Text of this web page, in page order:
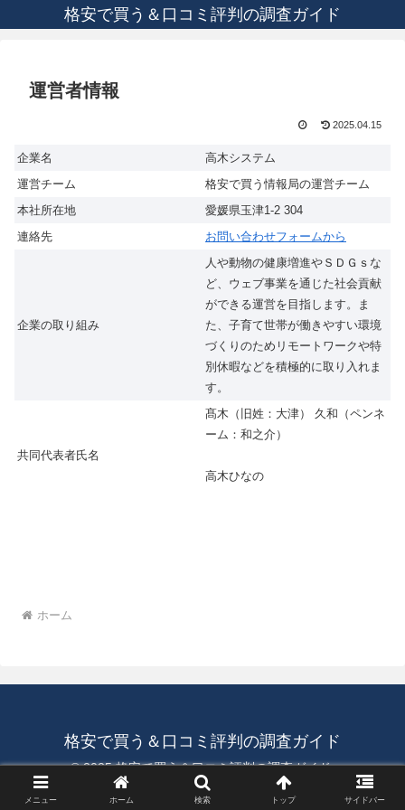
格安で買う＆口コミ評判の調査ガイド
運営者情報
2025.04.15
企業名
高木システム
運営チーム
格安で買う情報局の運営チーム
本社所在地
愛媛県玉津1-2 304
連絡先
お問い合わせフォームから
企業の取り組み
人や動物の健康増進やＳＤＧｓな
ど、ウェブ事業を通じた社会貢献
ができる運営を目指します。ま
た、子育て世帯が働きやすい環境
づくりのためリモートワークや特
別休暇などを積極的に取り入れま
す。
共同代表者氏名
髙木（旧姓：大津） 久和（ペンネ
ーム：和之介）
高木ひなの
ホーム
格安で買う＆口コミ評判の調査ガイド
© 2025 格安で買う＆口コミ評判の調査ガイド.
メニュー ホーム 検索 トップ サイドバー